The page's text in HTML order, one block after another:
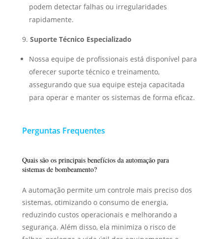
podem detectar falhas ou irregularidades
rapidamente.
Suporte Técnico Especializado
Nossa equipe de profissionais está disponível para
oferecer suporte técnico e treinamento,
assegurando que sua equipe esteja capacitada
para operar e manter os sistemas de forma eficaz.
Perguntas Frequentes
Quais são os principais benefícios da automação para
sistemas de bombeamento?
A automação permite um controle mais preciso dos
sistemas, otimizando o consumo de energia,
reduzindo custos operacionais e melhorando a
segurança. Além disso, ela minimiza o risco de